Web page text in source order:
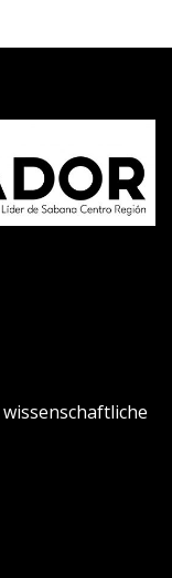
wissenschaftliche